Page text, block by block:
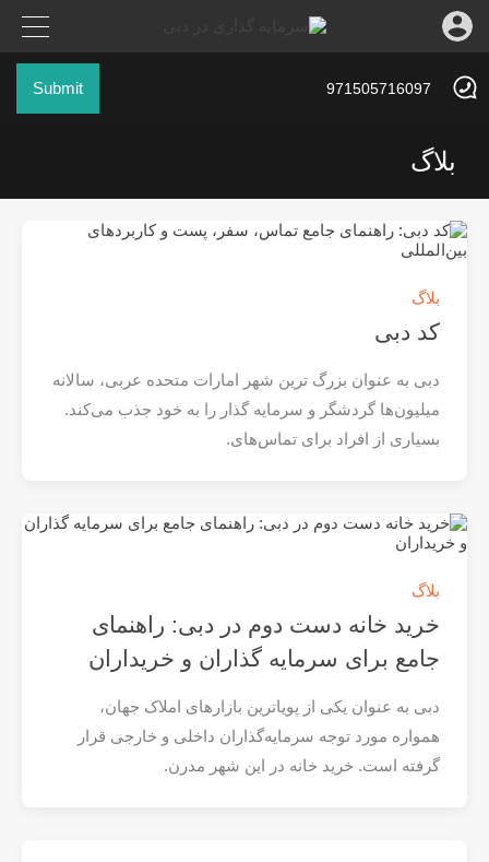
971505716097
Submit
بلاگ
بلاگ
کد دبی
دبی به‌ عنوان بزرگ‌ ترین شهر امارات متحده عربی، سالانه
میلیون‌ها گردشگر و سرمایه‌ گذار را به خود جذب می‌کند.
بسیاری از افراد برای تماس‌های.
بلاگ
خرید خانه دست دوم در دبی: راهنمای
جامع برای سرمایه‌ گذاران و خریداران
دبی به عنوان یکی از پویاترین بازارهای املاک جهان،
همواره مورد توجه سرمایه‌گذاران داخلی و خارجی قرار
گرفته است. خرید خانه در این شهر مدرن.